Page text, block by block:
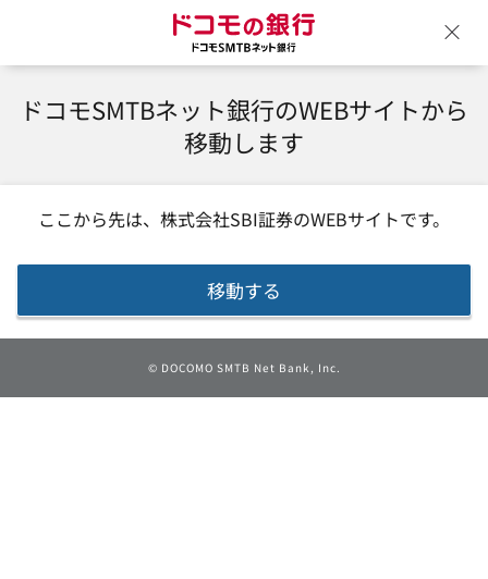
ドコモSMTBネット銀行のWEBサイトから
移動します
ここから先は、 株式会社SBI証券のWEBサイトです。
移動する
© DOCOMO SMTB Net Bank, Inc.